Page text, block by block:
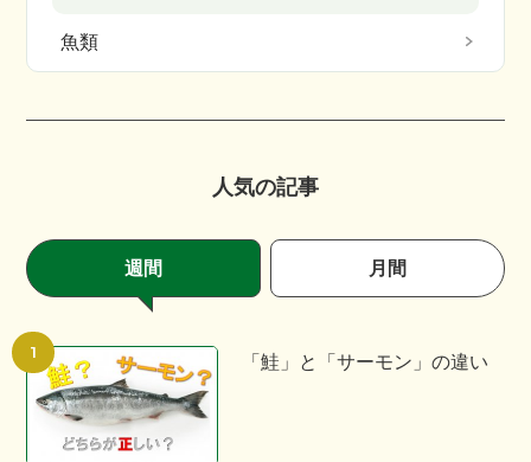
魚類
人気の記事
週間 月間
「鮭」と「サーモン」の違い